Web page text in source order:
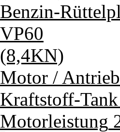
Benzin-
VP60
(8,4KN)
Motor / Antrieb
Kraftstoff-Tank
Motorleistung